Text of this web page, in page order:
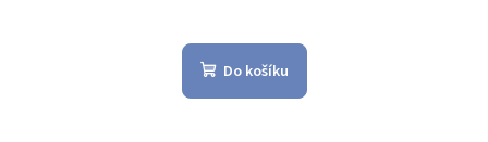
Do košíku